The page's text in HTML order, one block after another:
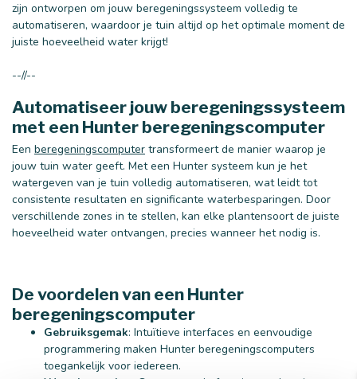
zijn ontworpen om jouw beregeningssysteem volledig te
automatiseren, waardoor je tuin altijd op het optimale moment de
juiste hoeveelheid water krijgt!
--//--
Automatiseer jouw beregeningssysteem
met een Hunter beregeningscomputer
Een beregeningscomputer transformeert de manier waarop je
jouw tuin water geeft. Met een Hunter systeem kun je het
watergeven van je tuin volledig automatiseren, wat leidt tot
consistente resultaten en significante waterbesparingen. Door
verschillende zones in te stellen, kan elke plantensoort de juiste
hoeveelheid water ontvangen, precies wanneer het nodig is.
De voordelen van een Hunter
beregeningscomputer
Gebruiksgemak: Intuïtieve interfaces en eenvoudige
programmering maken Hunter beregeningscomputers
toegankelijk voor iedereen.